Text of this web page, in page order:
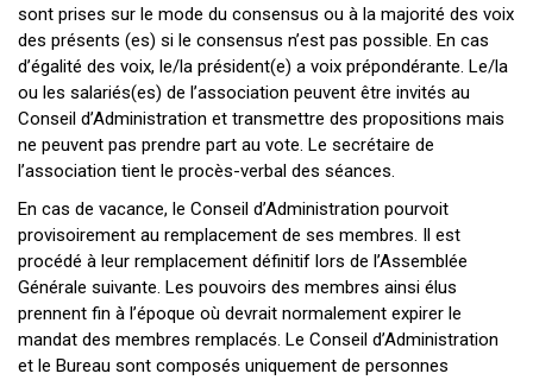
sont prises sur le mode du consensus ou à la majorité des voix
des présents (es) si le consensus n’est pas possible. En cas
d’égalité des voix, le/la président(e) a voix prépondérante. Le/la
ou les salariés(es) de l’association peuvent être invités au
Conseil d’Administration et transmettre des propositions mais
ne peuvent pas prendre part au vote. Le secrétaire de
l’association tient le procès-verbal des séances.
En cas de vacance, le Conseil d’Administration pourvoit
provisoirement au remplacement de ses membres. Il est
procédé à leur remplacement définitif lors de l’Assemblée
Générale suivante. Les pouvoirs des membres ainsi élus
prennent fin à l’époque où devrait normalement expirer le
mandat des membres remplacés. Le Conseil d’Administration
et le Bureau sont composés uniquement de personnes